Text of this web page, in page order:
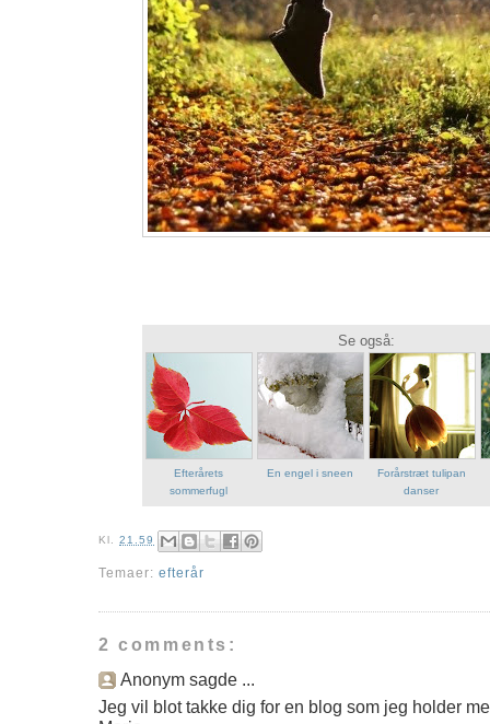
Se også:
Efterårets
sommerfugl
En engel i sneen
Forårstræt tulipan
danser
Kl.21.59
Temaer:efterår
2 comments:
Anonym sagde ...
Jeg vil blot takke dig for en blog som jeg holder